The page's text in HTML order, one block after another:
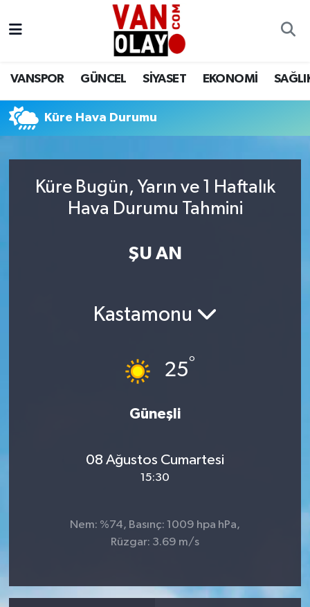
VANSPOR GÜNCEL SİYASET EKONOMİ
Küre Hava Durumu
Küre Bugün, Yarın ve 1 Haftalık
Hava Durumu Tahmini
ŞU AN
Kastamonu
25°
Güneşli
08 Ağustos Cumartesi
15:30
Nem: %74, Basınç: 1009 hpa hPa,
Rüzgar: 3.69 m/s
Siyaset
Ekonomi
Sağlık
Van Nöbetçi Eczaneler
Van Namaz Vakitleri
Van Trafik Yoğunluk Haritası
Süper Lig Puan Durumu ve Fikstür
Son Dakika Haberleri